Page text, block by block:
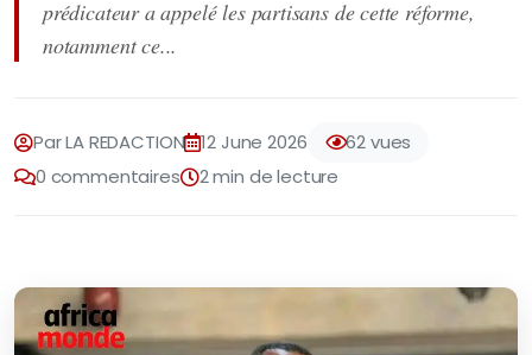
prédicateur a appelé les partisans de cette réforme,
notamment ce...
Par LA REDACTION 12 June 2026
62 vues
0 commentaires
2 min de lecture